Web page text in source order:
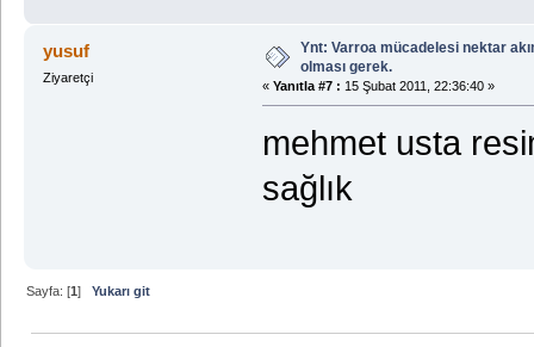
yusuf
Ziyaretçi
Ynt: Varroa mücadelesi nektar
olması gerek.
« Yanıtla #7 : 15 Şubat 2011, 22:36:40 »
mehmet usta
sağlık
Sayfa: [1]Yukarı git